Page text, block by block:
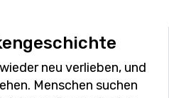
neu verlieben, und
Menschen suchen